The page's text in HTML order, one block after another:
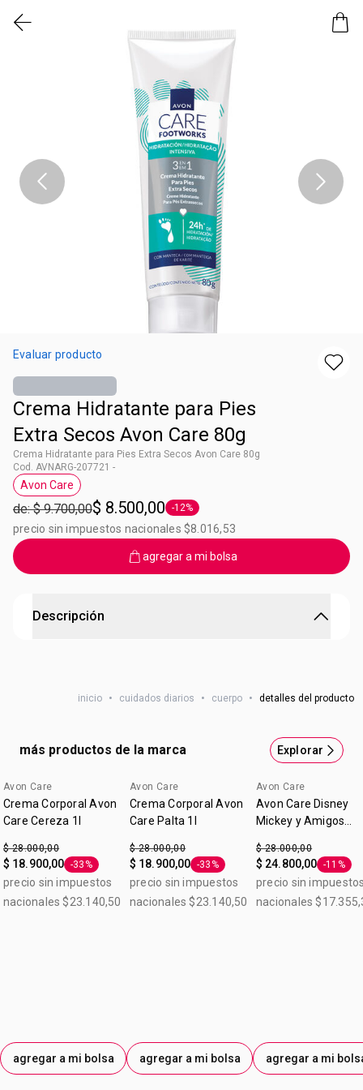
Evaluar producto
Crema Hidratante para Pies
Extra Secos Avon Care 80g
Crema Hidratante para Pies Extra Secos Avon Care 80g
Cod. AVNARG-207721 -
Etiqueta Avon Care
Avon Care
de: $ 9.700,00$ 8.500,00 Etiqueta -12%
-12%
precio sin impuestos nacionales $8.016,53
agregar a mi bolsa
Descripción
productos Footworks favoritos ahora se unen a nuestra
Resultados después de 1 semana de uso. Con manteca de
karité. 24 horas de hidratación. Deja la piel con un aspecto
inicio • cuidados diarios • cuerpo • detalles del producto
más productos de la marca Explorar
Avon Care
Crema Corporal Avon
Care Cereza 1l
$ 28.000,00
$ 18.900,00 Etiqueta -33%
-33%
precio sin impuestos
nacionales $23.140,50
agregar a mi bolsa
Avon Care
Crema Corporal Avon
Care Palta 1l
$ 28.000,00
$ 18.900,00 Etiqueta -33%
-33%
precio sin impuestos
nacionales $23.140,50
agregar a mi bolsa
Lo nuevo
Avon Care
Avon Care Disney
Mickey y Amigos
Corporal 1 L
$ 28.000,00
$ 24.800,00 Etiqueta
-11%
precio sin
nacionales
agregar a mi